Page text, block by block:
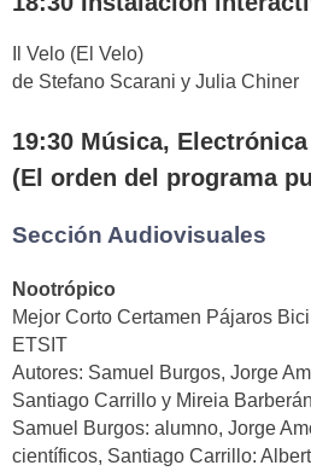
Il Velo (El Velo)
de Stefano Scarani y Julia Chiner
19:30 Música,
(El orden del programa
Sección Audiovisuales
Nootrópico
Mejor Corto Certamen Pájaros
ETSIT
Autores: Samuel Burgos, Jorge
Santiago Carrillo y Mireia Barberán
Samuel Burgos: alumno, Jorge
científicos, Santiago Carrillo: